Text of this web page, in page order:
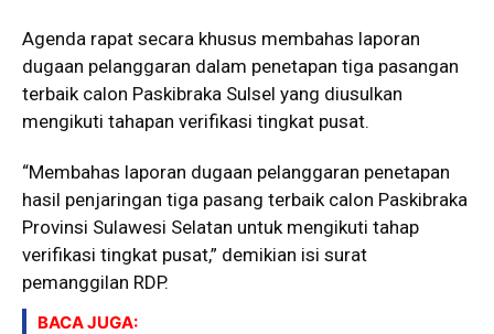
Agenda rapat secara khusus membahas laporan
dugaan pelanggaran dalam penetapan tiga pasangan
terbaik calon Paskibraka Sulsel yang diusulkan
mengikuti tahapan verifikasi tingkat pusat.
“Membahas laporan dugaan pelanggaran penetapan
hasil penjaringan tiga pasang terbaik calon Paskibraka
Provinsi Sulawesi Selatan untuk mengikuti tahap
verifikasi tingkat pusat,” demikian isi surat
pemanggilan RDP.
BACA JUGA: